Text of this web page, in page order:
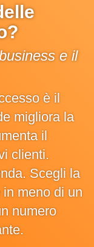
e il
è il
migliora la
il
clienti.
Scegli la
meno di un
numero